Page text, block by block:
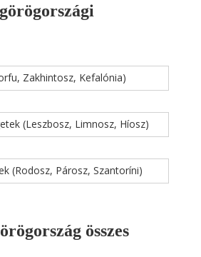
Zakhintosz, Kefalónia)
(Leszbosz, Limnosz, Híosz)
(Rodosz, Párosz, Szantoríni)
összes